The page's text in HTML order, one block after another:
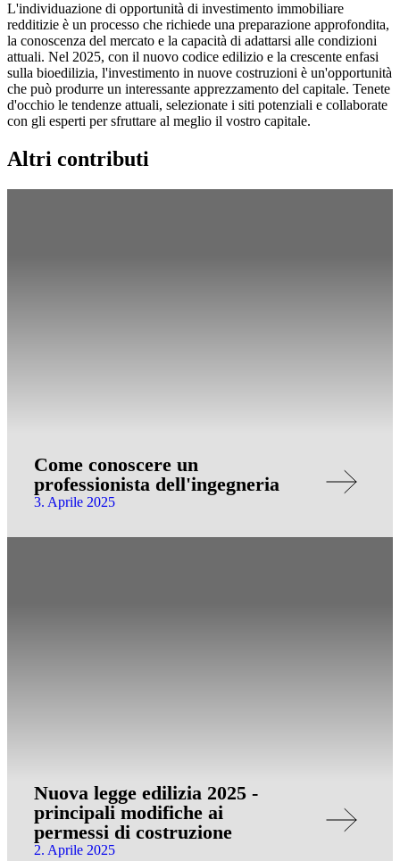
L'individuazione di opportunità di investimento immobiliare
redditizie è un processo che richiede una preparazione approfondita,
la conoscenza del mercato e la capacità di adattarsi alle condizioni
attuali. Nel 2025, con il nuovo codice edilizio e la crescente enfasi
sulla bioedilizia, l'investimento in nuove costruzioni è un'opportunità
che può produrre un interessante apprezzamento del capitale. Tenete
d'occhio le tendenze attuali, selezionate i siti potenziali e collaborate
con gli esperti per sfruttare al meglio il vostro capitale.
Altri contributi
Come conoscere un
professionista dell'ingegneria
3. Aprile 2025
Nuova legge edilizia 2025 -
principali modifiche ai
permessi di costruzione
2. Aprile 2025